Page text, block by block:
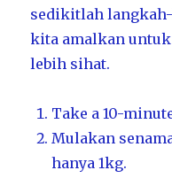
sedikitlah
kita amalkan
lebih sihat.
Take a 10-
Mulakan
hanya 1kg.